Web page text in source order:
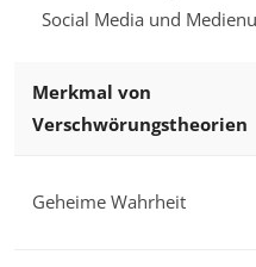
Social Media und
Merkmal von
Verschwörungstheorien
Geheime Wahrheit